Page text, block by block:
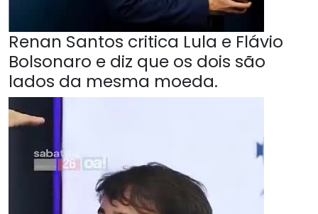
Renan Santos critica Lula e Flávio
Bolsonaro e diz que os dois são
lados da mesma moeda.